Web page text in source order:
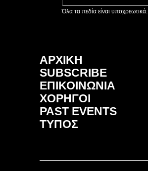
Όλα τα πεδία είναι υποχρεωτικά.
ΑΡΧΙΚΗ
SUBSCRIBE
ΕΠΙΚΟΙΝΩΝΙΑ
ΧΟΡΗΓΟΙ
PAST EVENTS
ΤΥΠΟΣ